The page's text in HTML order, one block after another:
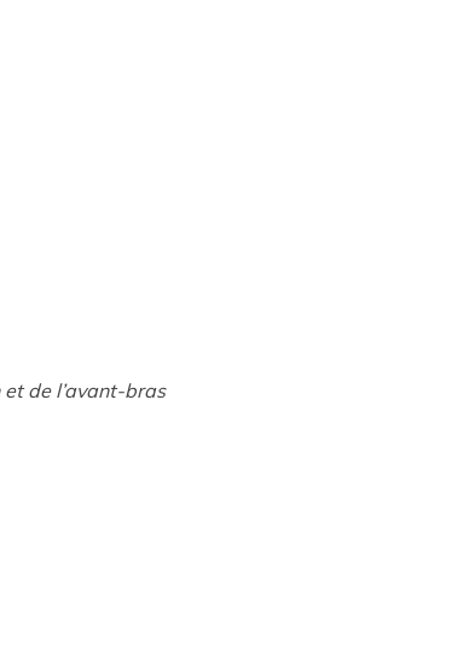
de l’avant-bras